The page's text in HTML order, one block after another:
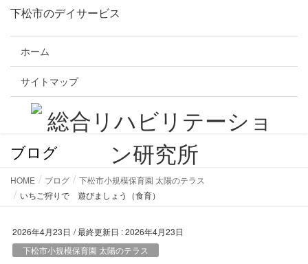
下松市のデイサービス
ホーム
サイトマップ
ブログ
HOME ブログ
下松市小規模保育園 太陽のテラス
いちご狩りで 遊びましょう（食育）
2026年4月23日 / 最終更新日 :2026年4月23日
下松市小規模保育園 太陽のテラス